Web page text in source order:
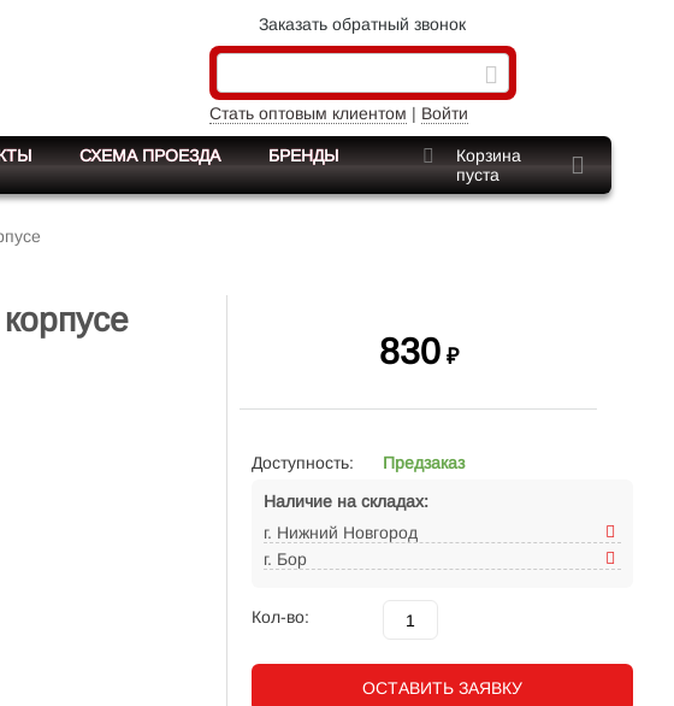
Заказать обратный звонок
Стать оптовым клиентом | Войти
СХЕМА ПРОЕЗДА БРЕНДЫ
Корзина
пуста
830 ₽
Доступность:
Предзаказ
Наличие на складах:
г. Нижний Новгород
г. Бор
Кол-во:
ОСТАВИТЬ ЗАЯВКУ